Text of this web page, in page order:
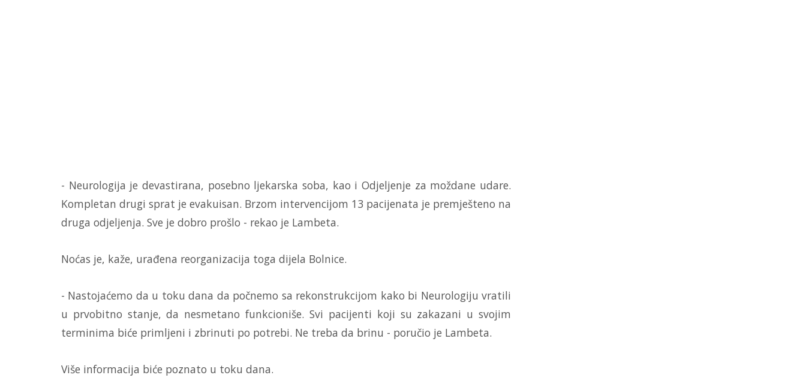
- Neurologija je devastirana, posebno ljekarska soba, kao i Odjeljenje za moždane udare.
Kompletan drugi sprat je evakuisan. Brzom intervencijom 13 pacijenata je premješteno na
druga odjeljenja. Sve je dobro prošlo - rekao je Lambeta.
Noćas je, kaže, urađena reorganizacija toga dijela Bolnice.
- Nastojaćemo da u toku dana da počnemo sa rekonstrukcijom kako bi Neurologiju vratili
u prvobitno stanje, da nesmetano funkcioniše. Svi pacijenti koji su zakazani u svojim
terminima biće primljeni i zbrinuti po potrebi. Ne treba da brinu - poručio je Lambeta.
Više informacija biće poznato u toku dana.